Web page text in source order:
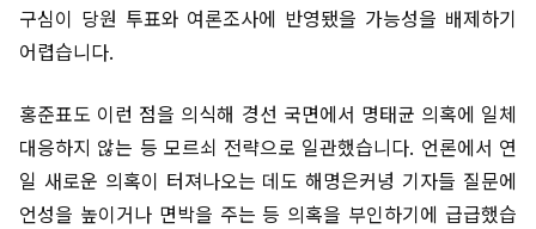
구심이 당원 투표와 여론조사에 반영됐을 가능성을 배제하기
어렵습니다.
홍준표도 이런 점을 의식해 경선 국면에서 명태균 의혹에 일체
대응하지 않는 등 모르쇠 전략으로 일관했습니다. 언론에서 연
일 새로운 의혹이 터져나오는 데도 해명은커녕 기자들 질문에
언성을 높이거나 면박을 주는 등 의혹을 부인하기에 급급했습